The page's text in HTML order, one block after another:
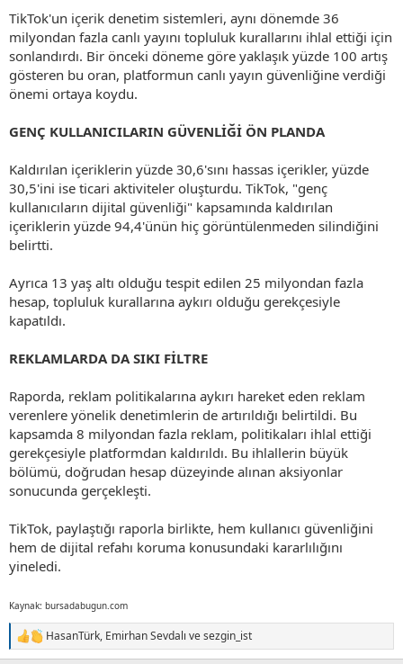
TikTok'un içerik denetim sistemleri, aynı dönemde 36
milyondan fazla canlı yayını topluluk kurallarını ihlal ettiği için
sonlandırdı. Bir önceki döneme göre yaklaşık yüzde 100 artış
gösteren bu oran, platformun canlı yayın güvenliğine verdiği
önemi ortaya koydu.
GENÇ KULLANICILARIN GÜVENLİĞİ ÖN PLANDA
Kaldırılan içeriklerin yüzde 30,6'sını hassas içerikler, yüzde
30,5'ini ise ticari aktiviteler oluşturdu. TikTok, "genç
kullanıcıların dijital güvenliği" kapsamında kaldırılan
içeriklerin yüzde 94,4'ünün hiç görüntülenmeden silindiğini
belirtti.
Ayrıca 13 yaş altı olduğu tespit edilen 25 milyondan fazla
hesap, topluluk kurallarına aykırı olduğu gerekçesiyle
kapatıldı.
REKLAMLARDA DA SIKI FİLTRE
Raporda, reklam politikalarına aykırı hareket eden reklam
verenlere yönelik denetimlerin de artırıldığı belirtildi. Bu
kapsamda 8 milyondan fazla reklam, politikaları ihlal ettiği
gerekçesiyle platformdan kaldırıldı. Bu ihlallerin büyük
bölümü, doğrudan hesap düzeyinde alınan aksiyonlar
sonucunda gerçekleşti.
TikTok, paylaştığı raporla birlikte, hem kullanıcı güvenliğini
hem de dijital refahı koruma konusundaki kararlılığını
yineledi.
Kaynak: bursadabugun.com
T
e
HasanTürk, Emirhan Sevdalı vesezgin_ist